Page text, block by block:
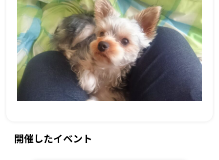
開催したイベント